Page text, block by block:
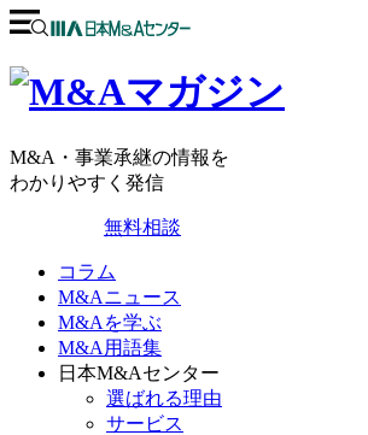
M&A・事業承継の情報を
わかりやすく発信
無料相談
コラム
M&Aニュース
M&Aを学ぶ
M&A用語集
日本M&Aセンター
選ばれる理由
サービス